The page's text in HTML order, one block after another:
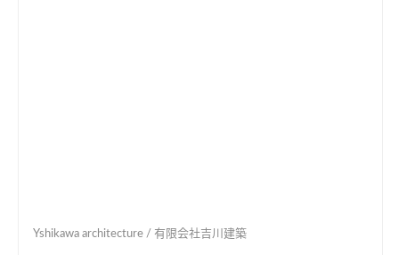
Yshikawa architecture / 有限会社吉川建築